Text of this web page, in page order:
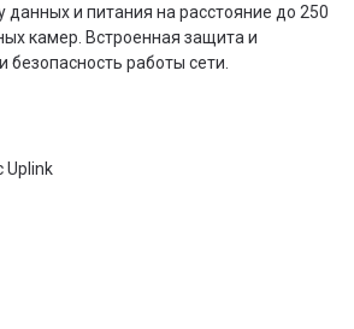
данных и питания на расстояние до 250
камер. Встроенная защита и
работы сети.
Uplink